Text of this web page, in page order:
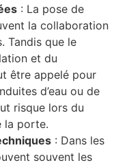
: La pose de
la collaboration
Tandis que le
et du
être appelé pour
d’eau ou de
risque lors du
la porte.
: Dans les
souvent les